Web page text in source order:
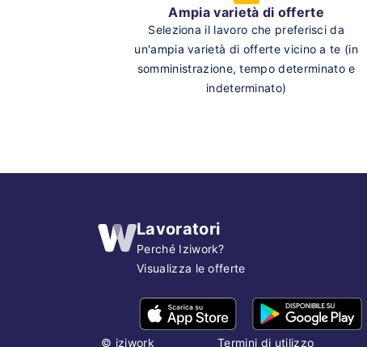
Ampia varietà di offerte
Seleziona il lavoro che preferisci da
un'ampia varietà di offerte vicino a te (in
somministrazione, tempo determinato e
indeterminato)
Lavoratori
Perché Iziwork?
Visualizza le offerte
© iziwork Termini di utilizzo